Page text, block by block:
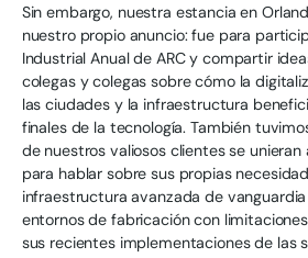
Sin embargo, nuestra estancia en
nuestro propio anuncio: fue para
Industrial Anual de ARC y compartir
colegas y colegas sobre cómo la
las ciudades y la infraestructura
finales de la tecnología. También
de nuestros valiosos clientes se unieran
para hablar sobre sus propias
infraestructura avanzada de
entornos de fabricación con
sus recientes implementaciones de las